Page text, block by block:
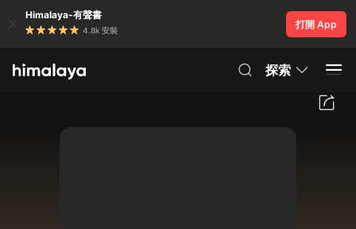
Himalaya-有聲書
4.8k 安裝
打開 App
探索